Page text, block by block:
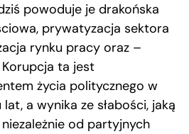
powoduje je drakońska
prywatyzacja sektora
rynku pracy oraz –
ta jest
życia politycznego w
a wynika ze słabości, jaką
od partyjnych